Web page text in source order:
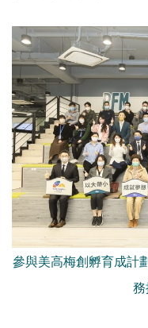
參與美高梅創孵育成計